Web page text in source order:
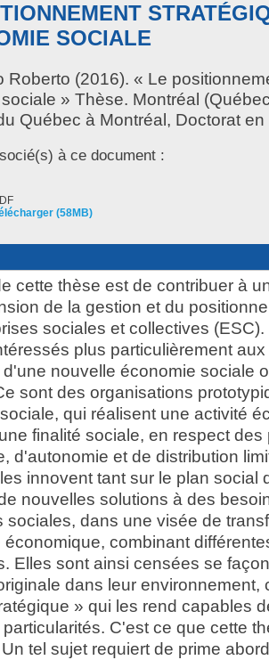
SOCIALE
Roberto (2016). « Le
» Thèse. Montréal
Québec à Montréal, Doctorat
à ce document :
(58MB)
cette thèse est de contribuer à
de la gestion et du
sociales et collectives
plus particulièrement
d'une nouvelle économie sociale
sont des organisations
qui réalisent une activité
finalité sociale, en respect des
d'autonomie et de distribution
innovent tant sur le plan social
nouvelles solutions à des
sociales, dans une visée de
économique, combinant
Elles sont ainsi censées se
dans leur environnement,
» qui les rend capables
C'est ce que cette
tel sujet requiert de prime